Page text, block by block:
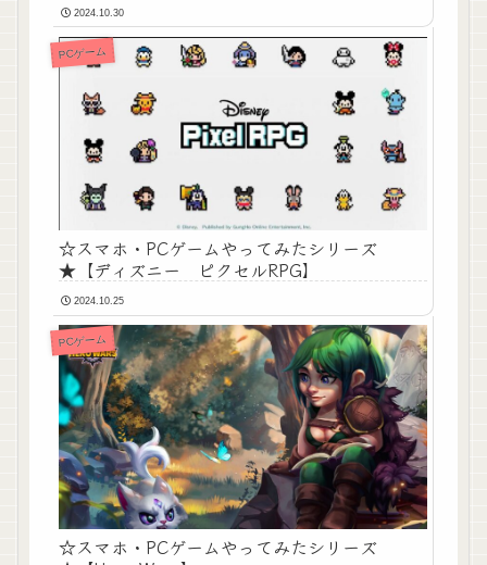
2024.10.30
PCゲーム
☆スマホ・PCゲームやってみたシリーズ
★【ディズニー ピクセルRPG】
2024.10.25
PCゲーム
☆スマホ・PCゲームやってみたシリーズ